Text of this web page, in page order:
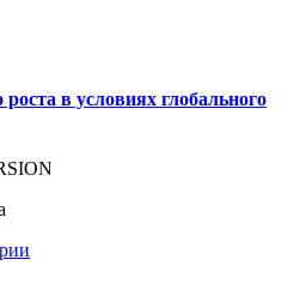
в условиях глобального